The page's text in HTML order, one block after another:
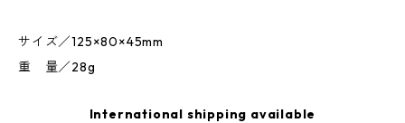
サイズ／125×80×45mm
重 量／28g
International shipping available